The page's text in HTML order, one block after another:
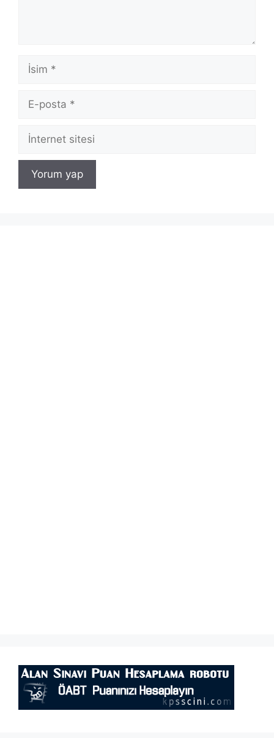
İsim
posta
İnternet
sitesi